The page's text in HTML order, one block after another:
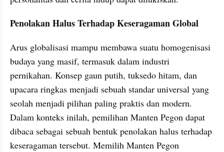
Penolakan Halus Terhadap Keseragaman Global
Arus globalisasi mampu membawa suatu homogenisasi
budaya yang masif, termasuk dalam industri
pernikahan. Konsep gaun putih, tuksedo hitam, dan
upacara ringkas menjadi sebuah standar universal yang
seolah menjadi pilihan paling praktis dan modern.
Dalam konteks inilah, pemilihan Manten Pegon dapat
dibaca sebagai sebuah bentuk penolakan halus terhadap
keseragaman tersebut. Memilih Manten Pegon